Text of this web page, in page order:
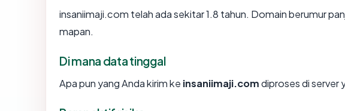
insaniimaji.com telah ada sekitar 1.8 tahun. Domain berumur
mapan.
Di mana data tinggal
Apa pun yang Anda kirim ke insaniimaji.comdiproses di server